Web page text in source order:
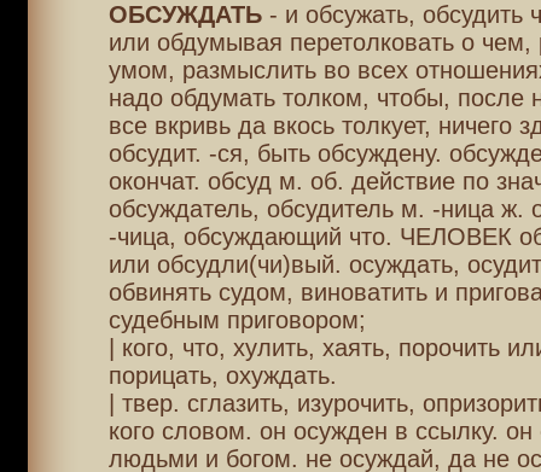
ОБСУЖДАТЬ- и обсужать, обсудить
или обдумывая перетолковать о чем,
умом, размыслить во всех
надо обдумать толком, чтобы, после
все вкривь да вкось толкует, ничего
обсудит. -ся, быть обсуждену.
окончат. обсуд м. об. действие по
обсуждатель, обсудитель м. -ница ж.
-чица, обсуждающий что. ЧЕЛОВЕК
или обсудли(чи)вый. осуждать,
обвинять судом, виноватить и
судебным приговором;
| кого, что, хулить, хаять, порочить
порицать, охуждать.
| твер. сглазить, изурочить,
кого словом. он осужден в ссылку.
людьми и богом. не осуждай, да не